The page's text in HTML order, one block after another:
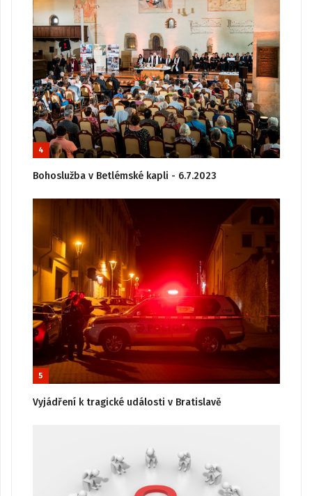
4
Bohoslužba v Betlémské kapli - 6.7.2023
5
Vyjádření k tragické události v Bratislavě